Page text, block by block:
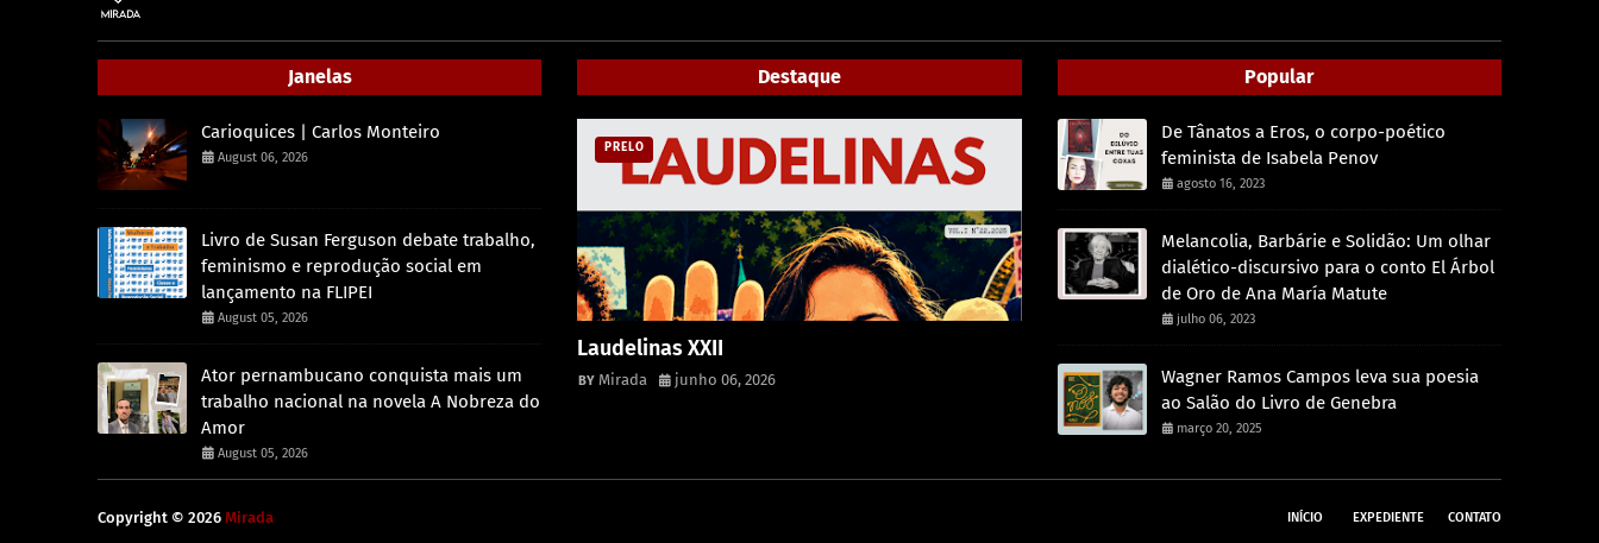
Janelas
Carioquices | Carlos Monteiro
August 06, 2026
Livro de Susan Ferguson debate trabalho,
feminismo e reprodução social em
lançamento na FLIPEI
August 05, 2026
Ator pernambucano conquista mais um
trabalho nacional na novela A Nobreza do
Amor
August 05, 2026
Destaque
PRELO
Laudelinas XXII
Mirada junho 06, 2026
Popular
De Tânatos a Eros, o corpo-poético
feminista de Isabela Penov
agosto 16, 2023
Melancolia, Barbárie e Solidão: Um olhar
dialético-discursivo para o conto El Árbol
de Oro de Ana María Matute
julho 06, 2023
Wagner Ramos Campos leva sua poesia
ao Salão do Livro de Genebra
março 20, 2025
INÍCIO EXPEDIENTE CONTATO
Copyright © 2026 Mirada